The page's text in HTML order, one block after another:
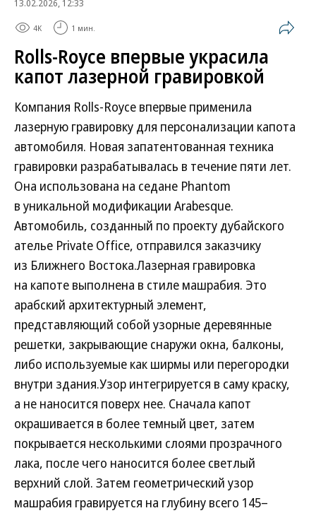
13.02.2026, 12:33
4K 1 мин.
Rolls-Royce впервые украсила
капот лазерной гравировкой
Компания Rolls-Royce впервые применила
лазерную гравировку для персонализации капота
автомобиля. Новая запатентованная техника
гравировки разрабатывалась в течение пяти лет.
Она использована на седане Phantom
в уникальной модификации Arabesque.
Автомобиль, созданный по проекту дубайского
ателье Private Office, отправился заказчику
из Ближнего Востока.Лазерная гравировка
на капоте выполнена в стиле машрабия. Это
арабский архитектурный элемент,
представляющий собой узорные деревянные
решетки, закрывающие снаружи окна, балконы,
либо используемые как ширмы или перегородки
внутри здания.Узор интегрируется в саму краску,
а не наносится поверх нее. Сначала капот
окрашивается в более темный цвет, затем
покрывается несколькими слоями прозрачного
лака, после чего наносится более светлый
верхний слой. Затем геометрический узор
машрабия гравируется на глубину всего 145–